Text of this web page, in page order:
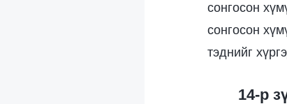
сонгосон
сонгосон
тэднийг
14-р